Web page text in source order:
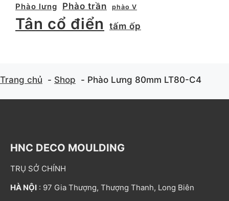
Phào lưng
Phào trần phào V
Tân cổ điển tấm ốp
Trang chủ Shop Phào Lưng 80mm LT80-C4
HNC DECO MOULDING
TRỤ SỞ CHÍNH
HÀ NỘI : 97 Gia Thượng, Thượng Thanh, Long Biên